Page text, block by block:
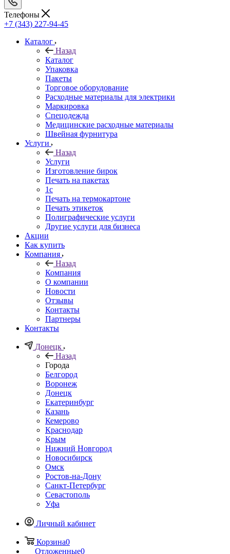
Телефоны
+7 (343) 227-94-45
Каталог
Назад
Каталог
Упаковка
Пакеты
Торговое оборудование
Расходные материалы для электрики
Маркировка
Спецодежда
Медицинские расходные материалы
Швейная фурнитура
Услуги
Назад
Услуги
Изготовление бирок
Печать на пакетах
1c
Печать на термокартоне
Печать этикеток
Полиграфические услуги
Другие услуги для бизнеса
Акции
Как купить
Компания
Назад
Компания
О компании
Новости
Отзывы
Контакты
Партнеры
Контакты
Донецк
Назад
Города
Белгород
Воронеж
Донецк
Екатеринбург
Казань
Кемерово
Краснодар
Крым
Нижний Новгород
Новосибирск
Омск
Ростов-на-Дону
Санкт-Петербург
Севастополь
Уфа
Личный кабинет
Корзина0
Отложенные0